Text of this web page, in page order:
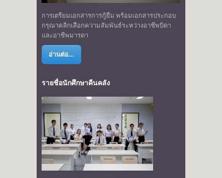
การเตรียมเอกสารการกู้ยืม พร้อมเอกสารประกอบ
กรุณาคลิกเลือกความสัมพันธ์ระหว่างอาชีพบิดา
และอาชีพมารดา
อ่านต่อ...
รายชื่อนักศึกษาคืนคลัง